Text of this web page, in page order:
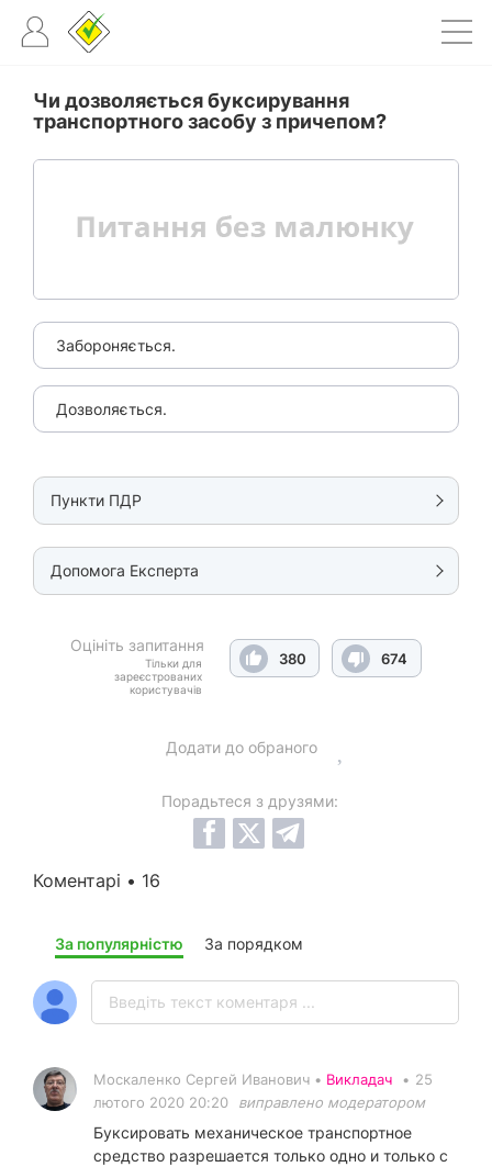
Чи дозволяється буксирування
транспортного засобу з причепом?
Забороняється.
Дозволяється.
Пункти ПДР
Допомога Експерта
Оцініть запитання
Тільки для
зареєстрованих
користувачів
380 674
Додати до обраного
Порадьтеся з друзями:
Коментарі • 16
За популярністю За порядком
Москаленко Сергей Иванович • Викладач • 25
лютого 2020 20:20
виправлено модератором
Буксировать механическое транспортное
средство разрешается только одно и только с